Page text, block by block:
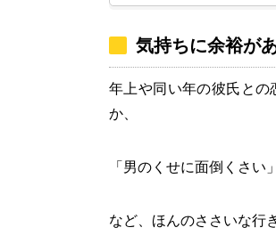
気持ちに余裕が
年上や同い年の彼氏との
か、
「男のくせに面倒くさい
など、ほんのささいな行